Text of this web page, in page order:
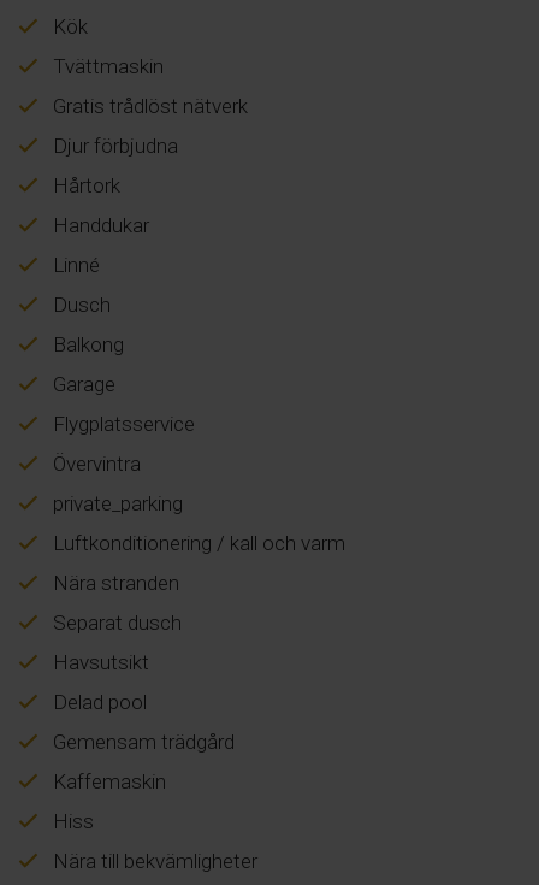
Kök
Tvättmaskin
Gratis trådlöst nätverk
Djur förbjudna
Hårtork
Handdukar
Linné
Dusch
Balkong
Garage
Flygplatsservice
Övervintra
private_parking
Luftkonditionering / kall och varm
Nära stranden
Separat dusch
Havsutsikt
Delad pool
Gemensam trädgård
Kaffemaskin
Hiss
Nära till bekvämligheter